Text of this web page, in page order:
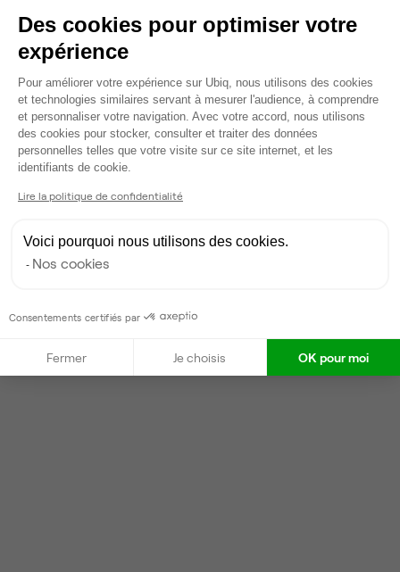
Antoine
Partenaire depuis 2018
Taux de réponse : 50%
Locataires trouvés sur Ubiq : 1
Des cookies pour optimiser votre
expérience
Plateforme de Gestion du
Pour améliorer votre expérience sur Ubiq, nous utilisons des cookies
et technologies similaires servant à mesurer l'audience, à comprendre
et personnaliser votre navigation. Avec votre accord, nous utilisons
des cookies pour stocker, consulter et traiter des données
personnelles telles que votre visite sur ce site internet, et les
identifiants de cookie.
Lire la politique de confidentialité
Voici pourquoi nous utilisons des cookies.
Nos cookies
Consentements certifiés par
Fermer Je choisis OK pour moi